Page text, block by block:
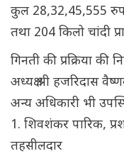
कुल 28,32,45,555
तथा 204 किलो चांदी
गिनती की प्रक्रिया की
अध्यक्ष श्री हजरिदास
अन्य अधिकारी भी
1. शिवशंकर पारिक,
तहसीलदार